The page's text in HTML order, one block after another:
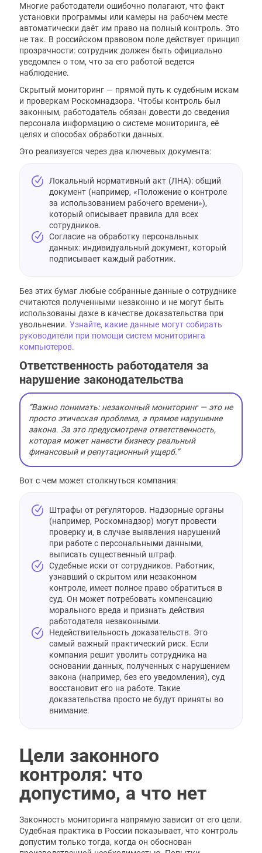
Многие работодатели ошибочно полагают, что факт
установки программы или камеры на рабочем месте
автоматически даёт им право на полный контроль. Это
не так. В российском правовом поле действует принцип
прозрачности: сотрудник должен быть официально
уведомлен о том, что за его работой ведется
наблюдение.
Скрытый мониторинг — прямой путь к судебным искам
и проверкам Роскомнадзора. Чтобы контроль был
законным, работодатель обязан довести до сведения
персонала информацию о системе мониторинга, её
целях и способах обработки данных.
Это реализуется через два ключевых документа:
Локальный нормативный акт (ЛНА): общий
документ (например, «Положение о контроле
за использованием рабочего времени»),
который описывает правила для всех
сотрудников.
Согласие на обработку персональных
данных: индивидуальный документ, который
подписывает каждый работник.
Без этих бумаг любые собранные данные о сотруднике
считаются полученными незаконно и не могут быть
использованы даже в качестве доказательства при
увольнении. Узнайте, какие данные могут собирать
руководители при помощи систем мониторинга
компьютеров.
Ответственность работодателя за
нарушение законодательства
“Важно понимать: незаконный мониторинг — это не
просто этическая проблема, а прямое нарушение
закона. За это предусмотрена ответственность,
которая может нанести бизнесу реальный
финансовый и репутационный ущерб.”
Вот с чем может столкнуться компания:
Штрафы от регуляторов. Надзорные органы
(например, Роскомнадзор) могут провести
проверку и, в случае выявления нарушений
при работе с персональными данными,
выписать существенный штраф.
Судебные иски от сотрудников. Работник,
узнавший о скрытом или незаконном
контроле, имеет полное право обратиться в
суд. Он может потребовать компенсацию
морального вреда и признать действия
работодателя незаконными.
Недействительность доказательств. Это
самый важный практический риск. Если
компания решит уволить сотрудника на
основании данных, полученных с нарушением
закона (например, без его уведомления), суд
восстановит его на работе. Такие
доказательства просто не будут приняты во
внимание.
Цели законного
контроля: что
допустимо, а что нет
Законность мониторинга напрямую зависит от его цели.
Судебная практика в России показывает, что контроль
допустим только тогда, когда он обоснован